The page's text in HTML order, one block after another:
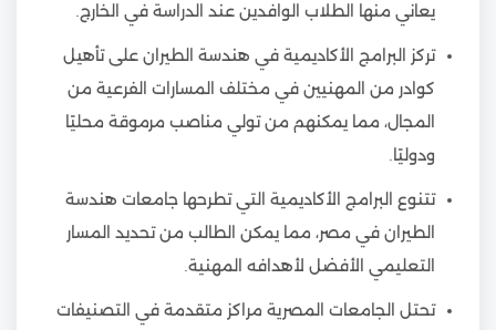
يعاني منها الطلاب الوافدين عند الدراسة في الخارج.
تركز البرامج الأكاديمية في هندسة الطيران على تأهيل
كوادر من المهنيين في مختلف المسارات الفرعية من
المجال، مما يمكنهم من تولي مناصب مرموقة محليًا
ودوليًا.
تتنوع البرامج الأكاديمية التي تطرحها جامعات هندسة
الطيران في مصر، مما يمكن الطالب من تحديد المسار
التعليمي الأفضل لأهدافه المهنية.
تحتل الجامعات المصرية مراكز متقدمة في التصنيفات